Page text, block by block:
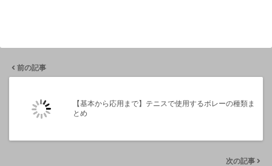
前の記事
【基本から応用まで】テニスで使用するボレーの種類ま
とめ
次の記事